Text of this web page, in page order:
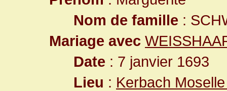
Nom de famille :
Mariage avec
Date : 7 janvier 1693
Lieu : Kerbach